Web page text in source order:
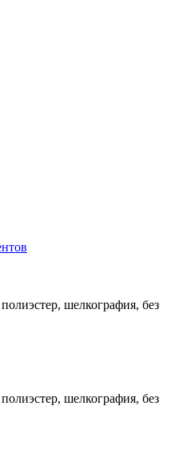
шелкография, без
шелкография, без